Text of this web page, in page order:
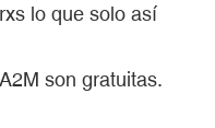
lo que solo así
son gratuitas.